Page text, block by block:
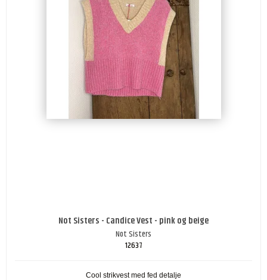
Not Sisters - Candice Vest - pink og beige
Not Sisters
12637
Cool strikvest med fed detalje